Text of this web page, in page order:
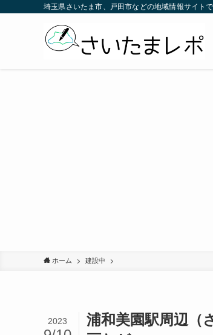
埼玉県さいたま市、戸田市などの地域情報サイト
ホーム 建設中
浦和美園駅周辺（
2023